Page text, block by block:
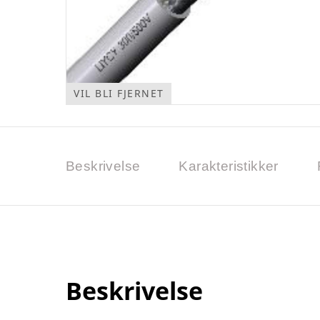
VIL BLI FJERNET
Beskrivelse Karakteristikker
Beskrivelse